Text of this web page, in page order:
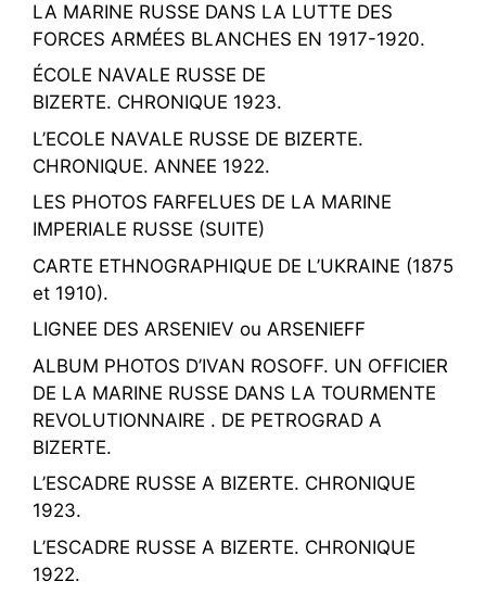
LA MARINE RUSSE DANS LA LUTTE DES
FORCES ARMÉES BLANCHES EN 1917-1920.
ÉCOLE NAVALE RUSSE DE
BIZERTE. CHRONIQUE 1923.
L’ECOLE NAVALE RUSSE DE BIZERTE.
CHRONIQUE. ANNEE 1922.
LES PHOTOS FARFELUES DE LA MARINE
IMPERIALE RUSSE (SUITE)
CARTE ETHNOGRAPHIQUE DE L’UKRAINE (1875
et 1910).
LIGNEE DES ARSENIEV ou ARSENIEFF
ALBUM PHOTOS D’IVAN ROSOFF. UN OFFICIER
DE LA MARINE RUSSE DANS LA TOURMENTE
REVOLUTIONNAIRE . DE PETROGRAD A
BIZERTE.
L’ESCADRE RUSSE A BIZERTE. CHRONIQUE
1923.
L’ESCADRE RUSSE A BIZERTE. CHRONIQUE
1922.